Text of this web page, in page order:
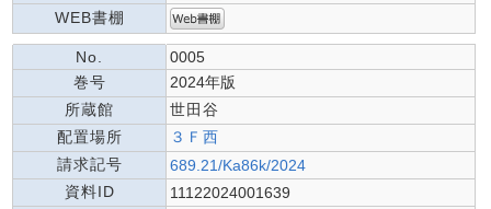
WEB書棚
No.
0005
巻号
2024年版
所蔵館
世田谷
配置場所
３Ｆ西
請求記号
689.21/Ka86k/2024
資料ID
11122024001639